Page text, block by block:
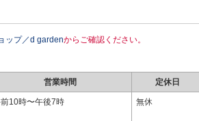
ップ／d gardenからご確認ください。
営業時間 定休日
10時〜午後7時 無休